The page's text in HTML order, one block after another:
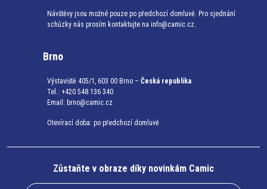
Návštěvy jsou možné pouze po předchozí domluvě. Pro sjednání
schůzky nás prosím kontaktujte na info@camic.cz.
Brno
Výstaviště 405/1, 603 00 Brno – Česká republika
Tel.: +420 548 136 340
Email: brno@camic.cz
Otevírací doba: po předchozí domluvě
Zůstaňte v obraze díky novinkám Camic